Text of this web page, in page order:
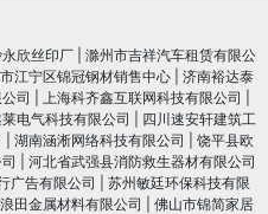
欣丝印厂
滁州市吉祥汽车租赁有限公
江宁区锦冠钢材销售中心
济南裕达泰
司 上海科齐鑫互联网科技有限公司
电气科技有限公司
四川速安轩建筑工
湖南涵淅网络科技有限公司
饶平县欧
河北省武强县消防救生器材有限公司
广告有限公司
苏州敏廷环保科技有限
浪田金属材料有限公司
佛山市锦简家居